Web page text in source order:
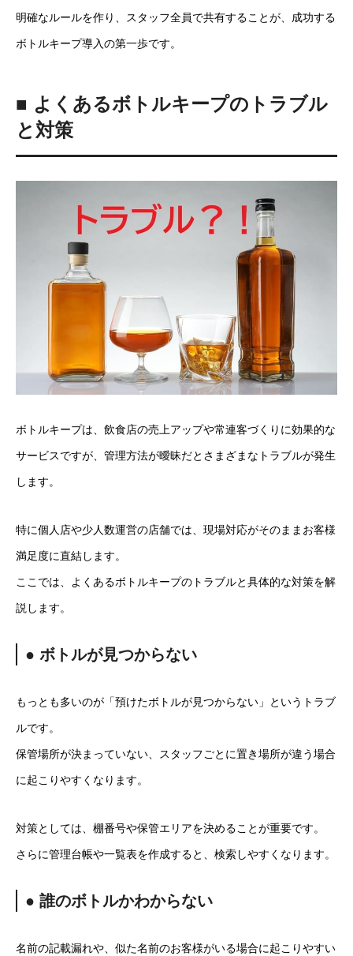
明確なルールを作り、スタッフ全員で共有することが、成功する
ボトルキープ導入の第一歩です。
■ よくあるボトルキープのトラブル
と対策
ボトルキープは、飲食店の売上アップや常連客づくりに効果的な
サービスですが、管理方法が曖昧だとさまざまなトラブルが発生
します。
特に個人店や少人数運営の店舗では、現場対応がそのままお客様
満足度に直結します。
ここでは、よくあるボトルキープのトラブルと具体的な対策を解
説します。
● ボトルが見つからない
もっとも多いのが「預けたボトルが見つからない」というトラブ
ルです。
保管場所が決まっていない、スタッフごとに置き場所が違う場合
に起こりやすくなります。
対策としては、棚番号や保管エリアを決めることが重要です。
さらに管理台帳や一覧表を作成すると、検索しやすくなります。
● 誰のボトルかわからない
名前の記載漏れや、似た名前のお客様がいる場合に起こりやすい